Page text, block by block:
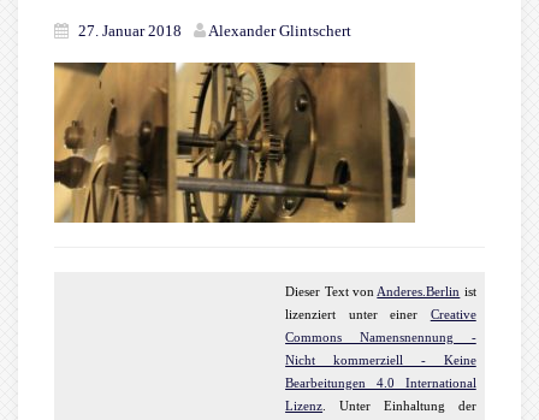
27. Januar 2018 Alexander Glintschert
Dieser TextvonAnderes.Berlin ist
lizenziert unter einer Creative
Commons Namensnennung -
Nicht kommerziell - Keine
Bearbeitungen 4.0 International
Lizenz. Unter Einhaltung der